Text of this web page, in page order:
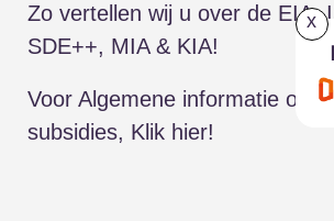
Zo vertellen wij u over de EIA,
SDE++, MIA & KIA!
Voor Algemene informatie over
subsidies, Klik hier!
x